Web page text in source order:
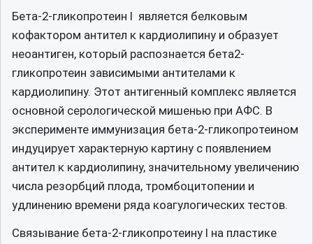
Бета-2-гликопротеин I является белковым
кофактором антител к кардиолипину и образует
неоантиген, который распознается бета2-
гликопротеин зависимыми антителами к
кардиолипину. Этот антигенный комплекс является
основной серологической мишенью при АФС. В
эксперименте иммунизация бета-2-гликопротеином
индуцирует характерную картину с появлением
антител к кардиолипину, значительному увеличению
числа резорбций плода, тромбоцитопении и
удлинению времени ряда коагулогических тестов.
Связывание бета-2-гликопротеину I на пластике